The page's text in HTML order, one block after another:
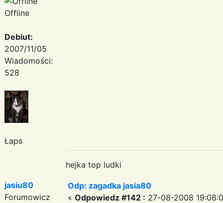
Offline
Debiut:
2007/11/05
Wiadomości:
528
Łaps
hejka top ludki
jasiu80
Forumowicz
Odp: zagadka jasia80
« Odpowiedz #142 : 27-08-2008